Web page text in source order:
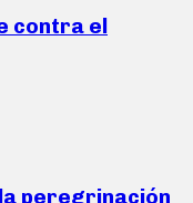
contra el
peregrinación